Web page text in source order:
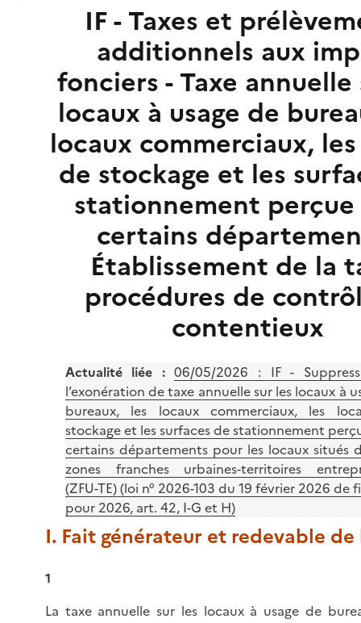
IF - Taxes et
additionnels aux
fonciers - Taxe annuelle
locaux à usage de
locaux commerciaux,
de stockage et les
stationnement perçue
certains
Établissement de la
procédures de
contentieux
Actualité liée :06/05/2026 : IF -
l’exonération de taxe annuelle sur les locaux à
bureaux, les locaux commerciaux, les
stockage et les surfaces de stationnement
certains départements pour les locaux situés
zones franches urbaines-territoires
(ZFU-TE) (loi n° 2026-103 du 19 février 2026 de
pour 2026, art. 42, I-G et H)
I. Fait générateur et redevable
1
La taxe annuelle sur les locaux à usage de